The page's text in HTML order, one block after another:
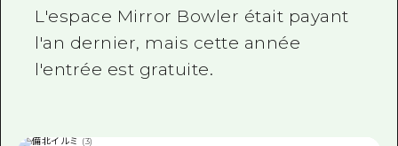
L'espace Mirror Bowler était payant
l'an dernier, mais cette année
l'entrée est gratuite.